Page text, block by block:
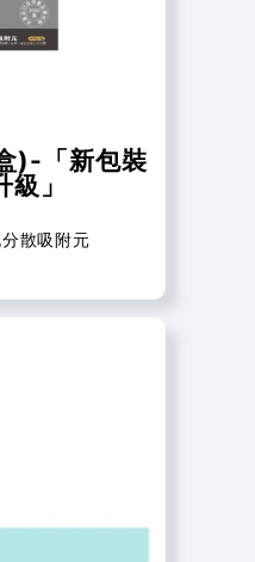
)-「新包裝
」
散吸附元